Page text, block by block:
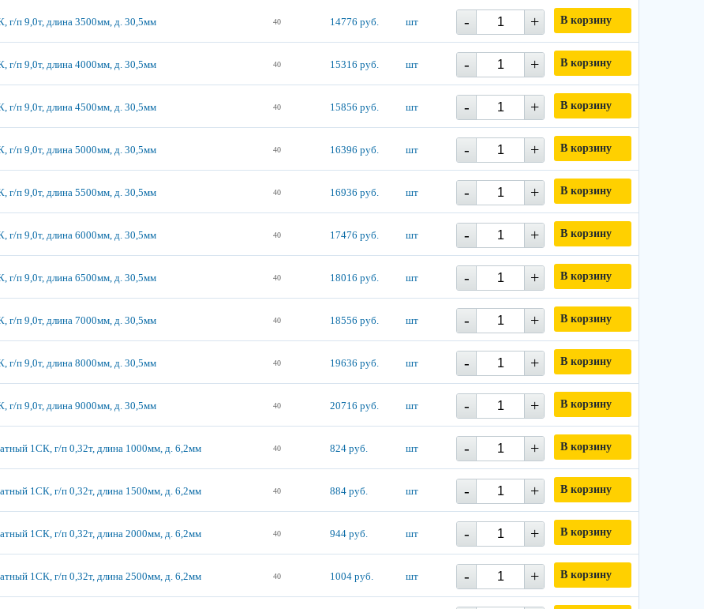
г/п 9,0т, длина 3500мм, д. 30,5мм 40 14776 руб. шт - + В корзину
г/п 9,0т, длина 4000мм, д. 30,5мм 40 15316 руб. шт - + В корзину
г/п 9,0т, длина 4500мм, д. 30,5мм 40 15856 руб. шт - + В корзину
г/п 9,0т, длина 5000мм, д. 30,5мм 40 16396 руб. шт - + В корзину
г/п 9,0т, длина 5500мм, д. 30,5мм 40 16936 руб. шт - + В корзину
г/п 9,0т, длина 6000мм, д. 30,5мм 40 17476 руб. шт - + В корзину
г/п 9,0т, длина 6500мм, д. 30,5мм 40 18016 руб. шт - + В корзину
г/п 9,0т, длина 7000мм, д. 30,5мм 40 18556 руб. шт - + В корзину
г/п 9,0т, длина 8000мм, д. 30,5мм 40 19636 руб. шт - + В корзину
г/п 9,0т, длина 9000мм, д. 30,5мм 40 20716 руб. шт - + В корзину
1СК, г/п 0,32т, длина 1000мм, д. 6,2мм 40 824 руб. шт - + В корзину
1СК, г/п 0,32т, длина 1500мм, д. 6,2мм 40 884 руб. шт - + В корзину
1СК, г/п 0,32т, длина 2000мм, д. 6,2мм 40 944 руб. шт - + В корзину
1СК, г/п 0,32т, длина 2500мм, д. 6,2мм 40 1004 руб. шт - + В корзину